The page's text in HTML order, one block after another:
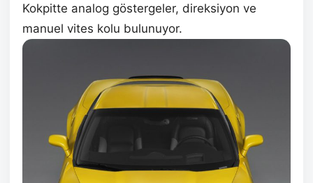
Kokpitte analog göstergeler, direksiyon ve
manuel vites kolu bulunuyor.